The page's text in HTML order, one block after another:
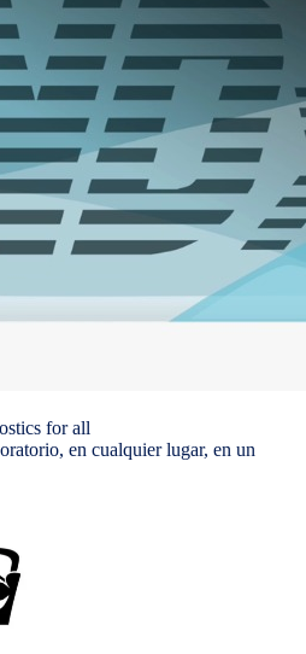
for all
en cualquier lugar, en un